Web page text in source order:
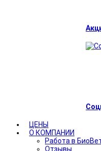
ЦЕНЫ
О КОМПАНИИ
Работа в
Отзывы